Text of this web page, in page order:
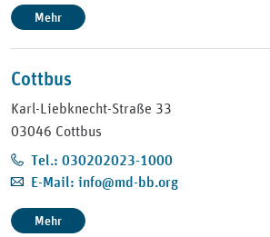
Mehr
Cottbus
Karl-Liebknecht-Straße 33
03046 Cottbus
Tel.: 030202023-1000
E-Mail: info@md-bb.org
Mehr